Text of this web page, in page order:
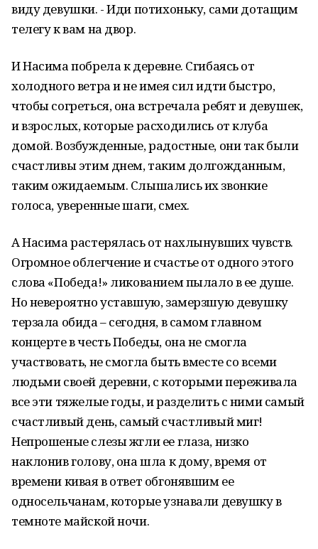
виду девушки. - Иди потихоньку, сами дотащим
телегу к вам на двор.
И Насима побрела к деревне. Сгибаясь от
холодного ветра и не имея сил идти быстро,
чтобы согреться, она встречала ребят и девушек,
и взрослых, которые расходились от клуба
домой. Возбужденные, радостные, они так были
счастливы этим днем, таким долгожданным,
таким ожидаемым. Слышались их звонкие
голоса, уверенные шаги, смех.
А Насима растерялась от нахлынувших чувств.
Огромное облегчение и счастье от одного этого
слова «Победа!» ликованием пылало в ее душе.
Но невероятно уставшую, замерзшую девушку
терзала обида – сегодня, в самом главном
концерте в честь Победы, она не смогла
участвовать, не смогла быть вместе со всеми
людьми своей деревни, с которыми переживала
все эти тяжелые годы, и разделить с ними самый
счастливый день, самый счастливый миг!
Непрошеные слезы жгли ее глаза, низко
наклонив голову, она шла к дому, время от
времени кивая в ответ обгонявшим ее
односельчанам, которые узнавали девушку в
темноте майской ночи.